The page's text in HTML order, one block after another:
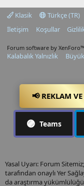
Klasik
Türkçe (TR)
İletişim
Koşullar
Forum software by XenForo™
Kalabalık Yalnızlık
📢 REKLAM
🟣 Teams
Yasal Uyarı: Forum
tarafından onaylı Yer
da araştırma